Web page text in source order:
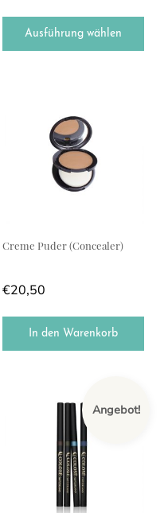
Ausführung wählen
Creme Puder (Concealer)
€20,50
In den Warenkorb
Angebot!